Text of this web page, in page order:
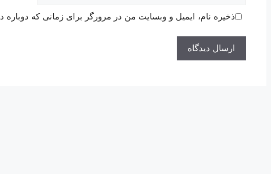
ذخیره نام، ایمیل و وبسایت من در مرورگر برای زمانی که